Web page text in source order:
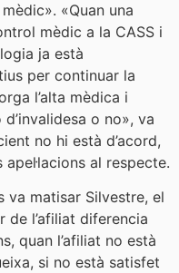
«Quan una
mèdic a la CASS i
ja està
per continuar la
l’alta mèdica i
o no», va
no hi està d’acord,
al respecte.
va matisar Silvestre, el
de l’afiliat diferencia
quan l’afiliat no està
si no està satisfet